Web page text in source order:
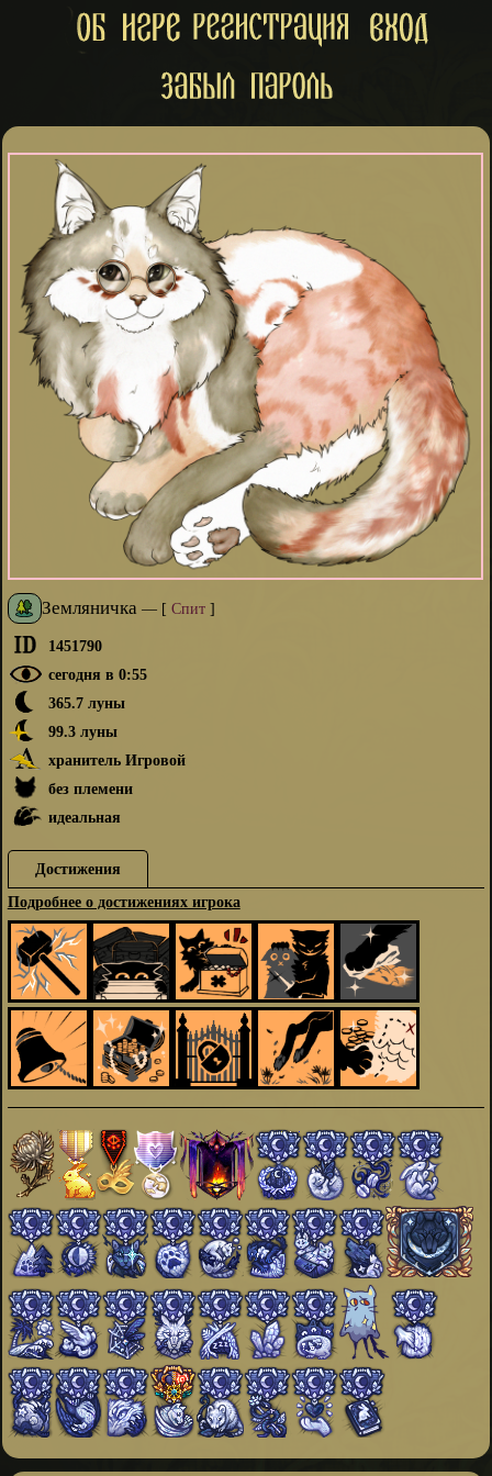
Земляничка — [ Спит]
1451790
сегодня в 0:55
365.7 луны
99.3 луны
хранитель Игровой
без племени
идеальная
Достижения
Подробнее о достижениях игрока